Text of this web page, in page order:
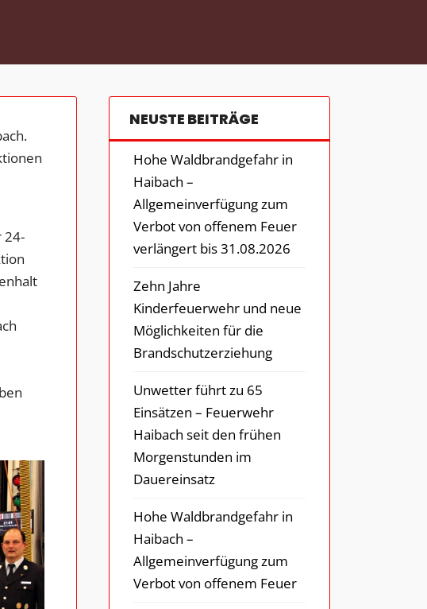
24-
NEUSTE BEITRÄGE
Hohe Waldbrandgefahr in
Haibach –
Allgemeinverfügung zum
Verbot von offenem Feuer
verlängert bis 31.08.2026
Zehn Jahre
Kinderfeuerwehr und neue
Möglichkeiten für die
Brandschutzerziehung
Unwetter führt zu 65
Einsätzen – Feuerwehr
Haibach seit den frühen
Morgenstunden im
Dauereinsatz
Hohe Waldbrandgefahr in
Haibach –
Allgemeinverfügung zum
Verbot von offenem Feuer